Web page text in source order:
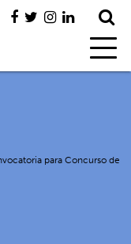
para Concurso de